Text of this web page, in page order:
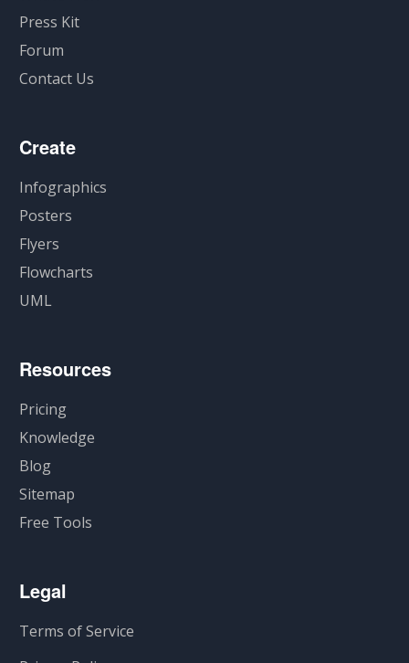
Press Kit
Forum
Contact Us
Create
Infographics
Posters
Flyers
Flowcharts
UML
Resources
Pricing
Knowledge
Blog
Sitemap
Free Tools
Legal
Terms of Service